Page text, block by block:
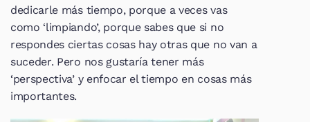
dedicarle más tiempo, porque a veces vas
como ‘limpiando’, porque sabes que si no
respondes ciertas cosas hay otras que no van a
suceder. Pero nos gustaría tener más
‘perspectiva’ y enfocar el tiempo en cosas más
importantes.